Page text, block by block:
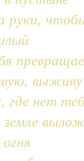
руки,
выживу
где нет